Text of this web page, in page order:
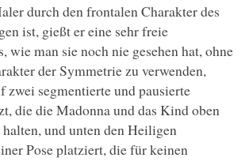
durch den frontalen Charakter des
ist, gießt er eine sehr freie
wie man sie noch nie gesehen hat, ohne
der Symmetrie zu verwenden,
zwei segmentierte und pausierte
die die Madonna und das Kind oben
und unten den Heiligen
Pose platziert, die für keinen